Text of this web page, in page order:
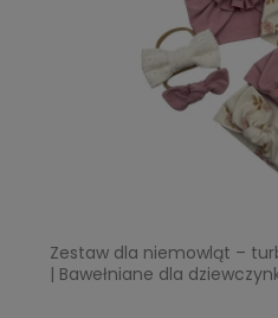
Zestaw dla niemowląt –
| Bawełniane dla